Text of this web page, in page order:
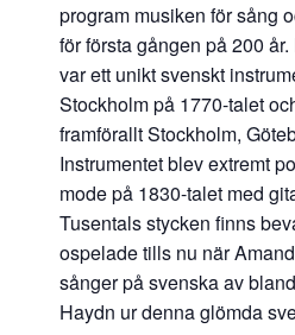
program musiken för sång
för första gången på 200
var ett unikt svenskt
Stockholm på 1770-talet
framförallt Stockholm,
Instrumentet blev extremt
mode på 1830-talet med
Tusentals stycken finns
ospelade tills nu när
sånger på svenska av
Haydn ur denna glömda